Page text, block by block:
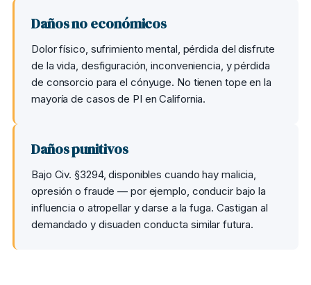
Daños no económicos
Dolor físico, sufrimiento mental, pérdida del disfrute
de la vida, desfiguración, inconveniencia, y pérdida
de consorcio para el cónyuge. No tienen tope en la
mayoría de casos de PI en California.
Daños punitivos
Bajo Civ. §3294, disponibles cuando hay malicia,
opresión o fraude — por ejemplo, conducir bajo la
influencia o atropellar y darse a la fuga. Castigan al
demandado y disuaden conducta similar futura.